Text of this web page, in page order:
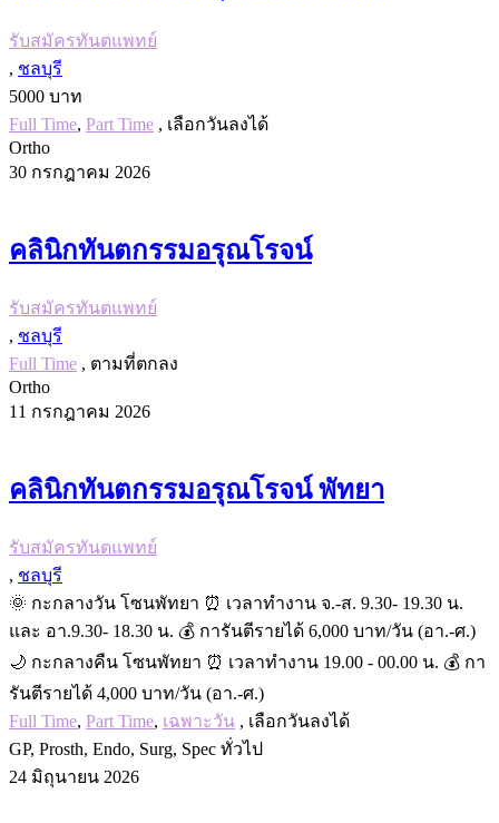
รับสมัครทันตแพทย์
, ชลบุรี
5000 บาท
Full Time, Part Time , เลือกวันลงได้
Ortho
30 กรกฎาคม 2026
คลินิกทันตกรรมอรุณโรจน์
รับสมัครทันตแพทย์
, ชลบุรี
Full Time , ตามที่ตกลง
Ortho
11 กรกฎาคม 2026
คลินิกทันตกรรมอรุณโรจน์ พัทยา
รับสมัครทันตแพทย์
, ชลบุรี
🌞 กะกลางวัน โซนพัทยา ⏰ เวลาทำงาน จ.-ส. 9.30- 19.30 น.
และ อา.9.30- 18.30 น. 💰 การันตีรายได้ 6,000 บาท/วัน (อา.-ศ.)
🌙 กะกลางคืน โซนพัทยา ⏰ เวลาทำงาน 19.00 - 00.00 น. 💰 กา
รันตีรายได้ 4,000 บาท/วัน (อา.-ศ.)
Full Time, Part Time, เฉพาะวัน , เลือกวันลงได้
GP, Prosth, Endo, Surg, Spec ทั่วไป
24 มิถุนายน 2026